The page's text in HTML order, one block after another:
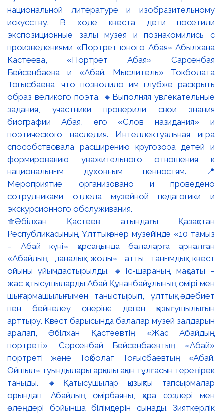
⚜️Әбілхан Қастеев атындағы Қазақстан
Республикасының Ұлттық өнер музейінде «10 тамыз
– Абай күні» қарсаңында балаларға арналған
«Абайдың даналық жолы» атты танымдық квест
ойыны ұйымдастырылды. 🔹Іс-шараның мақсаты –
жас қатысушыларды Абай Құнанбайұлының өмірі мен
шығармашылығымен таныстырып, ұлттық әдебиет
пен бейнелеу өнеріне деген қызығушылығын
арттыру. Квест барысында балалар музей залдарын
аралап, Әбілхан Қастеевтің «Жас Абайдың
портреті», Сәрсенбай Бейсенбаевтың «Абай»
портреті және Тоқболат Тоғысбаевтың «Абай.
Ойшыл» туындылары арқылы ақын тұлғасын тереңірек
таныды. 🔸Қатысушылар қызықты тапсырмалар
орындап, Абайдың өмірбаяны, қара сөздері мен
өлеңдері бойынша білімдерін сынады. Зияткерлік